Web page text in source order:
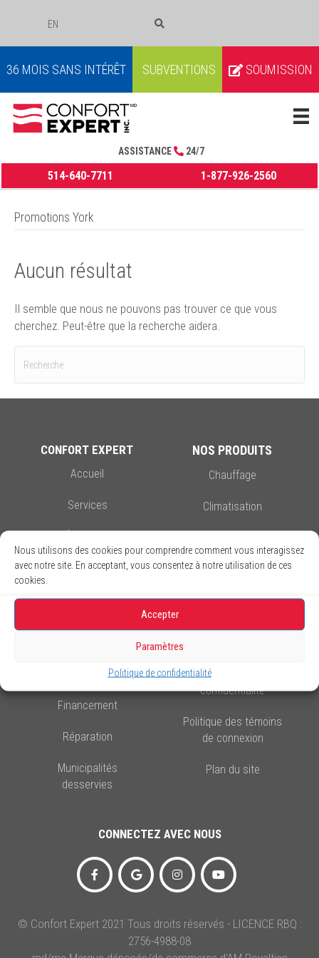
Nous utilisons des cookies pour comprendre comment vous interagissez
avec notre site. En acceptant, vous consentez à notre utilisation de ces
cookies.
Accepter
Paramètres
Politique de confidentialité
EN
36 MOIS SANS INTÉRÊT SUBVENTIONS SOUMISSION
ASSISTANCE 24/7
514-640-7711 1-877-926-2560
Promotions York
Aucun résultat
Il semble que nous ne pouvons pas trouver ce que vous
cherchez. Peut-être que la recherche aidera.
CONFORT EXPERT
Accueil
Services
Nous Joindre
Carrières
NOS PRODUITS
Chauffage
Climatisation
Autres Produits
Plans De Protection
Financement
Réparation
Municipalités
desservies
Politique de
confidentialité
Politique des témoins
de connexion
Plan du site
CONNECTEZ AVEC NOUS
© Confort Expert 2021 Tous droits réservés - LICENCE RBQ :
2756-4988-08